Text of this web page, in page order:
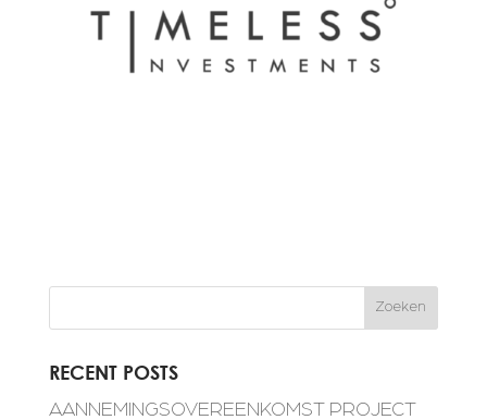
Zoeken
RECENT POSTS
AANNEMINGSOVEREENKOMST PROJECT